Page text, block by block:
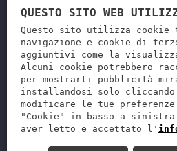
+39 339
Via Ponte, 4 -
QUESTO SITO WEB
Questo sito utilizza cookie
navigazione e cookie di
aggiuntivi come la
Alcuni cookie potrebbero
per mostrarti pubblicità
installandosi solo
modificare le tue
"Cookie" in basso a
aver letto e accettato l'